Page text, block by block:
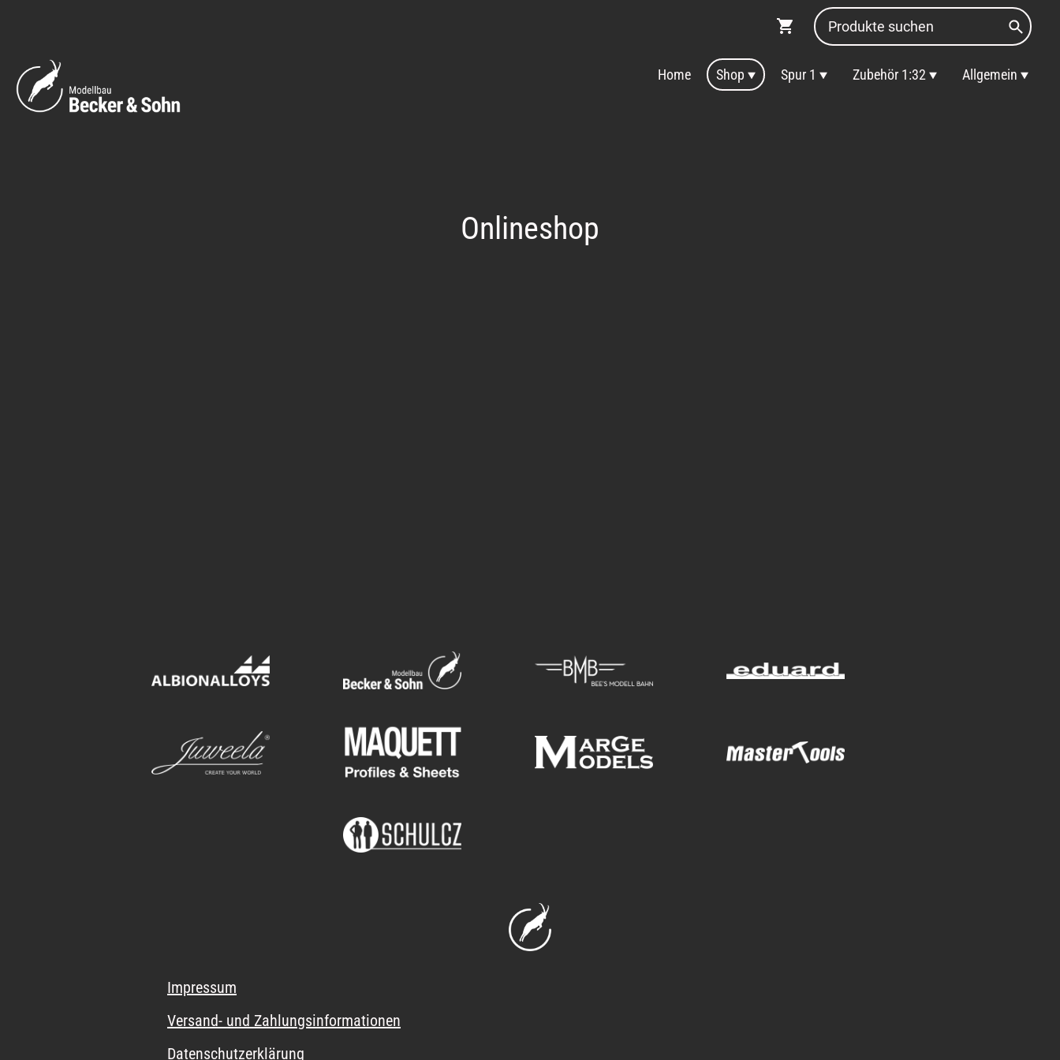
Home Shop Spur 1 Zubehör 1:32 Allgemein
Onlineshop
Impressum
Versand- und Zahlungsinformationen
Datenschutzerklärung